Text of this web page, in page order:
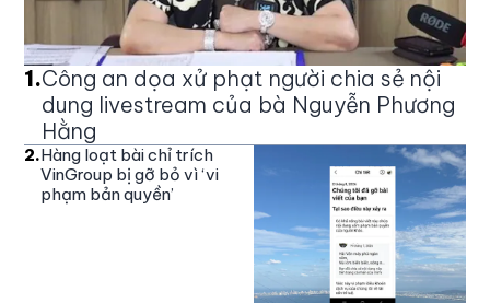
1.Công an dọa xử phạt người chia sẻ nội
dung livestream của bà Nguyễn Phương
Hằng
2.Hàng loạt bài chỉ trích
VinGroup bị gỡ bỏ vì ‘vi
phạm bản quyền’